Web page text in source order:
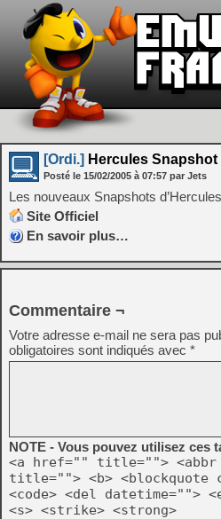
[Ordi.] Hercules Snapshot
Posté le 15/02/2005 à 07:57 par Jets
Les nouveaux Snapshots
Site Officiel
En savoir plus…
Commentaire ¬
Votre adresse e-mail ne sera pas
obligatoires sont indiqués avec *
NOTE - Vous pouvez utilisez ces
<a href="" title=""> <abbr
title=""> <b> <blockquote
<code> <del datetime="">
<s> <strike> <strong>